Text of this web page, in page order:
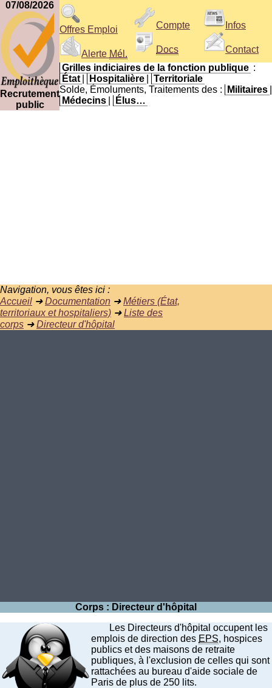
07/08/2026
Recrutement
public
Offres Emploi
Alerte Mél.
Compte
Docs
Infos
Contact
Grilles indiciaires de la fonction publique :
État
Hospitalière
Territoriale
Solde, Émoluments, Traitements des :
Militaires
Médecins
Élus…
Navigation, vous êtes ici :
Accueil ➜Documentation ➜Métiers (État,
territoriaux et hospitaliers) ➜Liste des
corps ➜Directeur d'hôpital
Corps : Directeur d'hôpital
Les Directeurs d'hôpital occupent les
emplois de direction des EPS, hospices
publics et des maisons de retraite
publiques, à l'exclusion de celles qui sont
rattachées au bureau d'aide sociale de
Paris de plus de 250 lits.